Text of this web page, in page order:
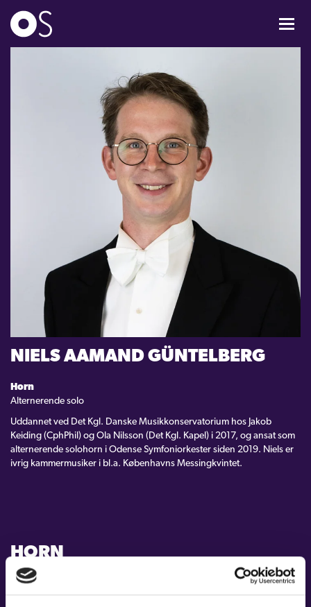
MIXPAKKER
BØRN & UNGE
INFO
OM OS
GAVEKORT
CARL NIELSEN INTERNATIONAL COMPETITION
KONTAKT
NIELS AAMAND GÜNTELBERG
Horn
Alternerende solo
Uddannet ved Det Kgl. Danske Musikkonservatorium hos Jakob
Keiding (CphPhil) og Ola Nilsson (Det Kgl. Kapel) i 2017, og ansat som
alternerende solohorn i Odense Symfoniorkester siden 2019. Niels er
ivrig kammermusiker i bl.a. Københavns Messingkvintet.
HORN
MUSIKERE